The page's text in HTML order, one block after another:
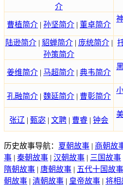
介
曹植简介 | 孙坚简介 | 董卓简介
陆逊简介| 貂蝉简介| 庞统简介|
孙策简介
姜维简介 | 马超简介 | 典韦简介
孔融简介 | 魏延简介 | 曹彰简介
张辽 | 甄宓 | 文聘 | 曹睿 | 钟会
历史故事导航： 夏朝故事 | 商朝故
事 | 秦朝故事 | 汉朝故事 | 三国故事
隋朝故事 | 唐朝故事 | 五代十国故事
朝故事 | 清朝故事 | 皇帝故事 | 将相